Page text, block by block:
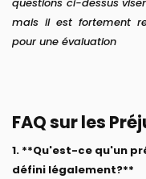
mais il est fortement
pour une évaluation
FAQ sur les
1. **Qu'est-ce qu'un
défini légalement?**